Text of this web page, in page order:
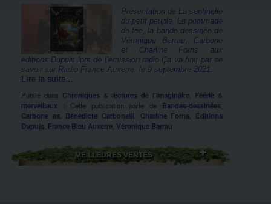
Présentation de La sentinelle
du petit peuple, La pommade
de fée, la bande dessinée de
Véronique Barrau, Carbone
et Charline Forns aux
éditions Dupuis lors de l’émission radio Ça va finir par se
savoir sur Radio France Auxerre, le 9 septembre 2021.
Lire la suite…
Publié dans Chroniques & lectures de l'imaginaire Féerie &
merveilleux
| Cette publication parle de Bandes-dessinées
Carbone as. Bénédicte Carboneill Charline Forns
Éditions
Dupuis France Bleu Auxerre Véronique Barrau
MEILLEURES VENTES